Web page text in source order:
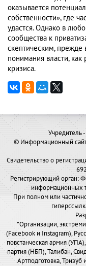
оказывается
собственности», где
удастся. Однако в
сообщества к
скептическим, прежде
понимания власти, как
кризиса.
Учредитель
© Информационный сайт
Свидетельство о
Регистрирующий орган:
информационных
При полном или
*Организации,
(Facebook и Instagram),
повстанческая армия
партия (НБП), Талибан,
Артподготовка,